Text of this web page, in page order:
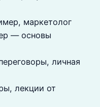
маркетолог
— основы
личная
лекции от